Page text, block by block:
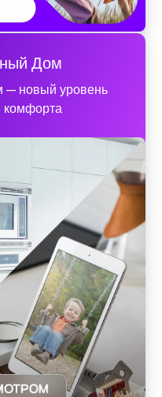
Дом
— новый уровень
комфорта